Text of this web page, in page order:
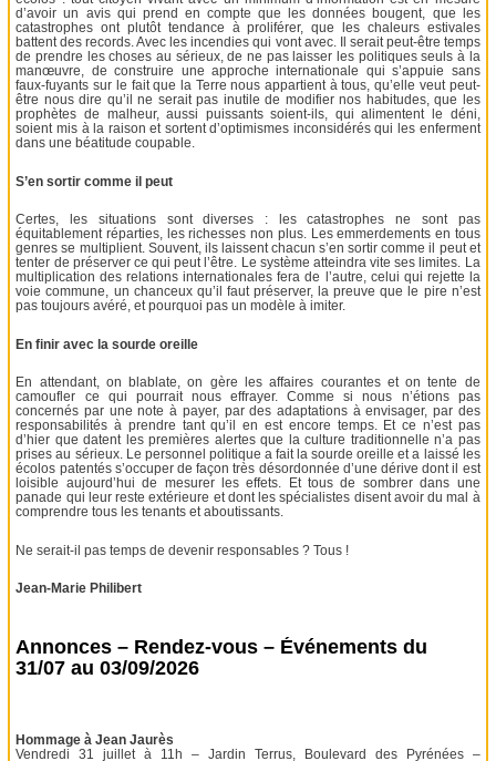
d’avoir un avis qui prend en compte que les données bougent, que les
catastrophes ont plutôt tendance à proliférer, que les chaleurs estivales
battent des records. Avec les incendies qui vont avec. Il serait peut-être temps
de prendre les choses au sérieux, de ne pas laisser les politiques seuls à la
manœuvre, de construire une approche internationale qui s’appuie sans
faux-fuyants sur le fait que la Terre nous appartient à tous, qu’elle veut peut-
être nous dire qu’il ne serait pas inutile de modifier nos habitudes, que les
prophètes de malheur, aussi puissants soient-ils, qui alimentent le déni,
soient mis à la raison et sortent d’optimismes inconsidérés qui les enferment
dans une béatitude coupable.
S’en sortir comme il peut
Certes, les situations sont diverses : les catastrophes ne sont pas
équitablement réparties, les richesses non plus. Les emmerdements en tous
genres se multiplient. Souvent, ils laissent chacun s’en sortir comme il peut et
tenter de préserver ce qui peut l’être. Le système atteindra vite ses limites. La
multiplication des relations internationales fera de l’autre, celui qui rejette la
voie commune, un chanceux qu’il faut préserver, la preuve que le pire n’est
pas toujours avéré, et pourquoi pas un modèle à imiter.
En finir avec la sourde oreille
En attendant, on blablate, on gère les affaires courantes et on tente de
camoufler ce qui pourrait nous effrayer. Comme si nous n’étions pas
concernés par une note à payer, par des adaptations à envisager, par des
responsabilités à prendre tant qu’il en est encore temps. Et ce n’est pas
d’hier que datent les premières alertes que la culture traditionnelle n’a pas
prises au sérieux. Le personnel politique a fait la sourde oreille et a laissé les
écolos patentés s’occuper de façon très désordonnée d’une dérive dont il est
loisible aujourd’hui de mesurer les effets. Et tous de sombrer dans une
panade qui leur reste extérieure et dont les spécialistes disent avoir du mal à
comprendre tous les tenants et aboutissants.
Ne serait-il pas temps de devenir responsables ? Tous !
Jean-Marie Philibert
Annonces – Rendez-vous – Événements du
31/07 au 03/09/2026
Hommage à Jean Jaurès
Vendredi 31 juillet à 11h – Jardin Terrus, Boulevard des Pyrénées –